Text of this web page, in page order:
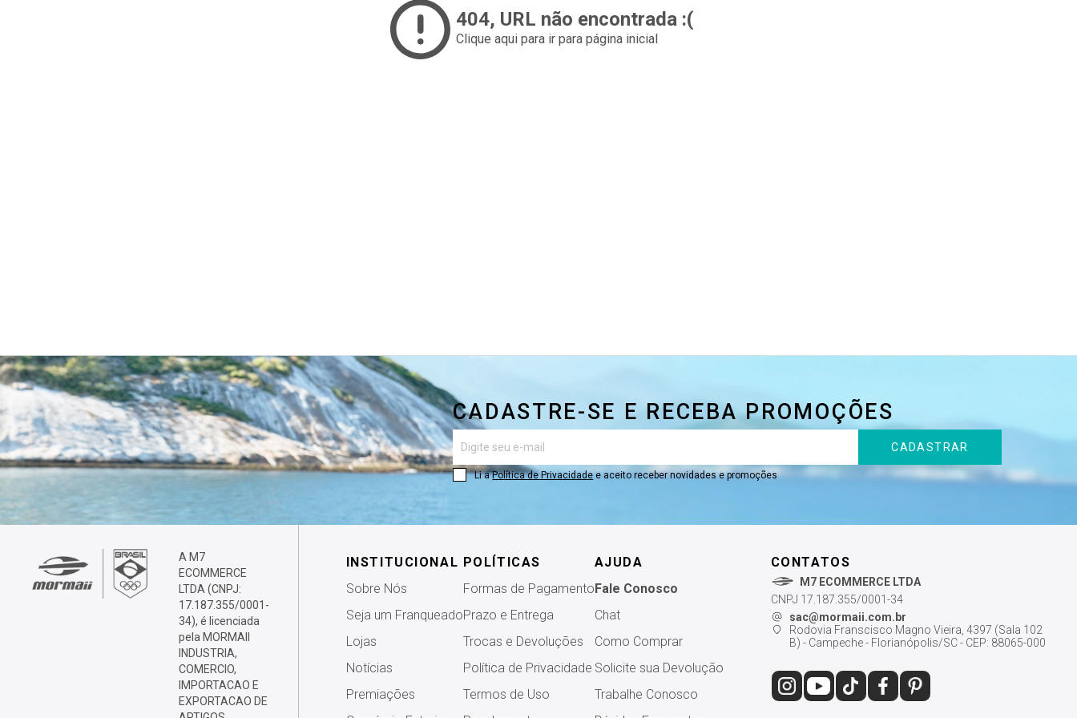
404, URL não encontrada :(
Clique aqui para ir para página inicial
CADASTRE-SE E RECEBA PROMOÇÕES
CADASTRAR
Li aPolítica de Privacidadee aceito receber novidades e promoções
A M7
ECOMMERCE
LTDA (CNPJ:
17.187.355/0001-
34), é licenciada
pela MORMAII
INDUSTRIA,
COMERCIO,
IMPORTACAO E
EXPORTACAO DE
INSTITUCIONAL
Sobre Nós
Seja um Franqueado
Lojas
Notícias
Premiações
POLÍTICAS
Formas de Pagamento
Prazo e Entrega
Trocas e Devoluções
Política de Privacidade
Termos de Uso
AJUDA
Fale Conosco
Chat
Como Comprar
Solicite sua Devolução
Trabalhe Conosco
CONTATOS
M7 ECOMMERCE LTDA
CNPJ 17.187.355/0001-34
sac@mormaii.com.br
Rodovia Franscisco Magno Vieira, 4397 (Sala 102
B) - Campeche - Florianópolis/SC - CEP: 88065-000